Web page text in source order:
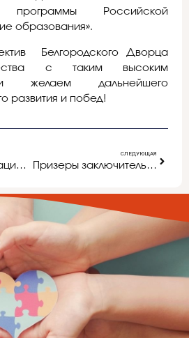
программы Российской
образования».
Белгородского Дворца
с таким высоким
желаем дальнейшего
развития и побед!
Онлайн-консультации Минобрнауки России
СЛЕДУЮЩАЯ
Призеры заключительного этапа Всероссийской олимпиады школьников по астрономии